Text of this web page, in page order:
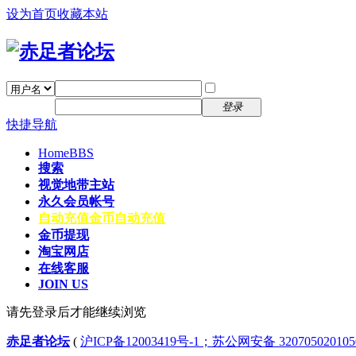
设为首页收藏本站
登录
快捷导航
HomeBBS
搜索
视觉地带主站
永久会员帐号
自动充值金币自动充值
金币提现
淘宝网店
在线客服
JOIN US
请先登录后才能继续浏览
赤足者论坛( 沪ICP备12003419号-1；苏公网安备